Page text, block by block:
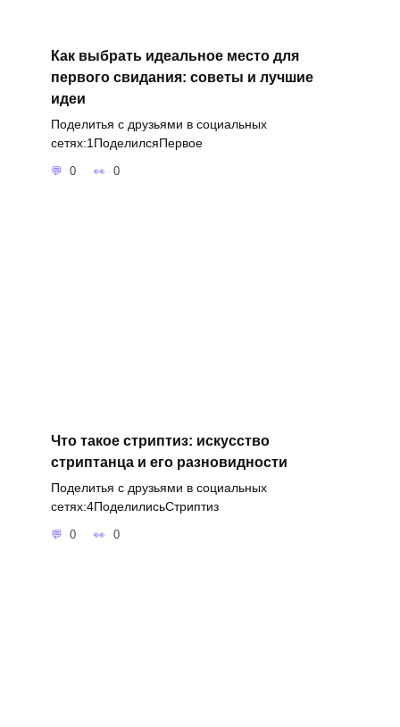
Как выбрать идеальное место для
первого свидания: советы и лучшие
идеи
Поделитья с друзьями в социальных
сетях:1ПоделилсяПервое
0 0
Что такое стриптиз: искусство
стриптанца и его разновидности
Поделитья с друзьями в социальных
сетях:4ПоделилисьСтриптиз
0 0